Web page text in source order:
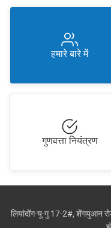
हमारे बारे में
गुणवत्ता नियंत्रण
लियांदोंग-यू-गु 17-2#, शेंगयुआन